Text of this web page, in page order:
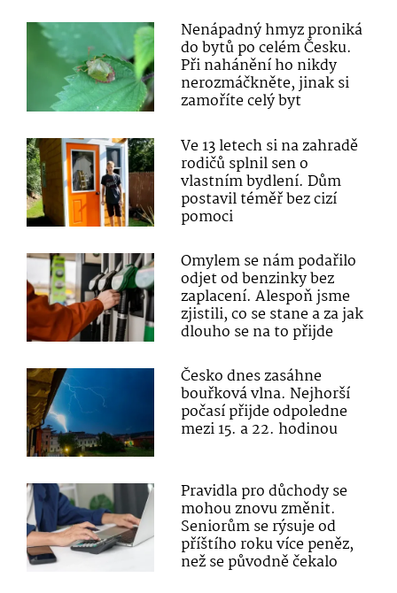
Nenápadný hmyz proniká
do bytů po celém Česku.
Při nahánění ho nikdy
nerozmáčkněte, jinak si
zamoříte celý byt
Ve 13 letech si na zahradě
rodičů splnil sen o
vlastním bydlení. Dům
postavil téměř bez cizí
pomoci
Omylem se nám podařilo
odjet od benzinky bez
zaplacení. Alespoň jsme
zjistili, co se stane a za jak
dlouho se na to přijde
Česko dnes zasáhne
bouřková vlna. Nejhorší
počasí přijde odpoledne
mezi 15. a 22. hodinou
Pravidla pro důchody se
mohou znovu změnit.
Seniorům se rýsuje od
příštího roku více peněz,
než se původně čekalo